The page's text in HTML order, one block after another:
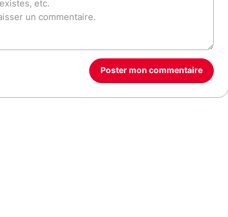
Poster mon commentaire